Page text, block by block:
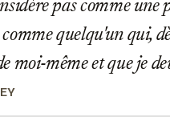
pas comme
quelqu'un qui,
moi-même et que je